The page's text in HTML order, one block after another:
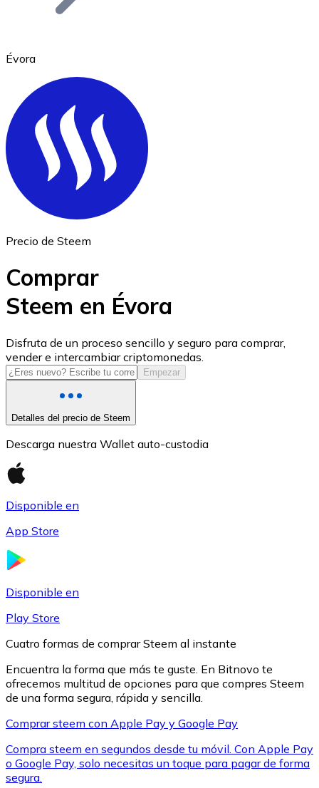
Ethereum
ETH
USD Coin
USDC
XRP
XRP
Évora
Precio de Steem
Comprar
Steem en Évora
Disfruta de un proceso sencillo y seguro para comprar,
vender e intercambiar criptomonedas.
Empezar
Detalles del precio de Steem
Descarga nuestra Wallet auto-custodia
Disponible en
App Store
Disponible en
Play Store
Cuatro formas de comprar Steem al instante
Encuentra la forma que más te guste. En Bitnovo te
ofrecemos multitud de opciones para que compres Steem
de una forma segura, rápida y sencilla.
Comprar steem con Apple Pay y Google Pay
Compra steem en segundos desde tu móvil. Con Apple Pay
o Google Pay, solo necesitas un toque para pagar de forma
segura.